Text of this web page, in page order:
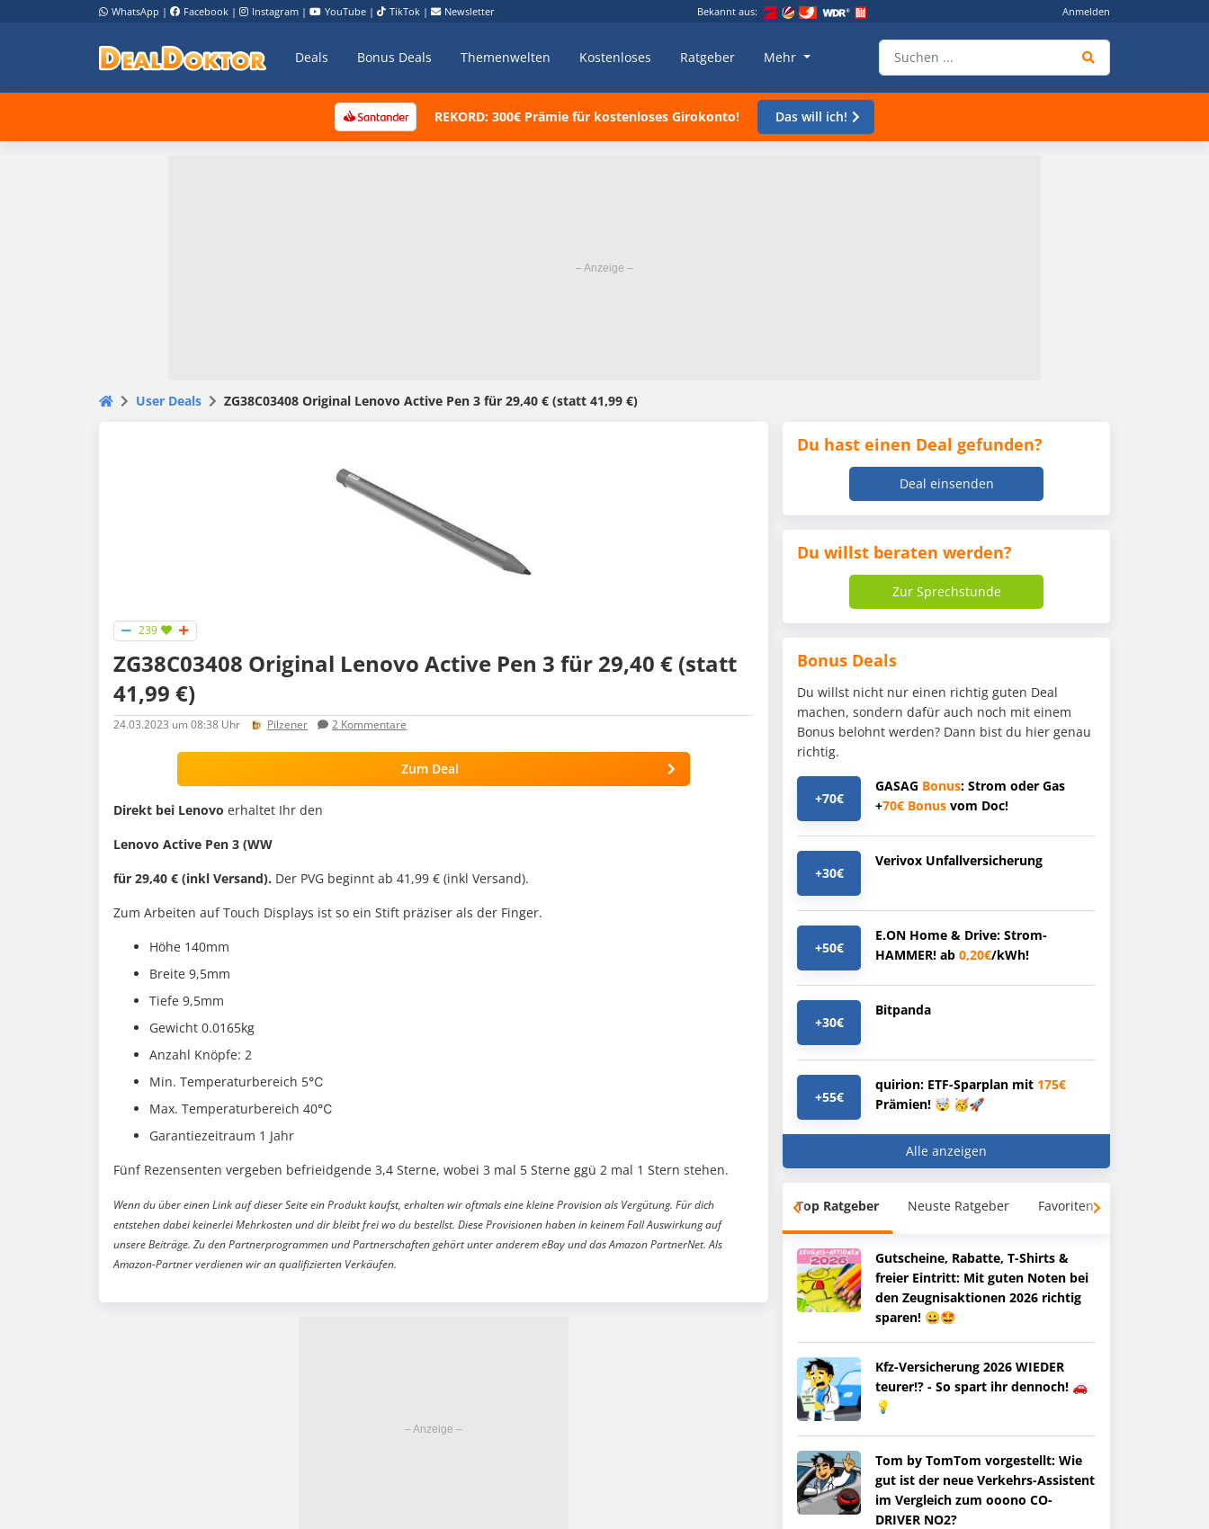
WhatsApp | Facebook | Instagram | YouTube | TikTok | Newsletter Bekannt aus: Anmelden
Deals Bonus Deals Themenwelten Kostenloses Ratgeber Mehr
REKORD: 300€ Prämie für kostenloses Girokonto! Das will ich!
User Deals ZG38C03408 Original Lenovo Active Pen 3 für 29,40 € (statt 41,99 €)
239
ZG38C03408 Original Lenovo Active Pen 3 für 29,40 € (statt
41,99 €)
24.03.2023 um 08:38 Uhr Pilzener 2 Kommentare
Zum Deal
Direkt bei Lenovo erhaltet Ihr den
Lenovo Active Pen 3 (WW
für 29,40 € (inkl Versand). Der PVG beginnt ab 41,99 € (inkl Versand).
Zum Arbeiten auf Touch Displays ist so ein Stift präziser als der Finger.
Höhe 140mm
Breite 9,5mm
Tiefe 9,5mm
Gewicht 0.0165kg
Anzahl Knöpfe: 2
Min. Temperaturbereich 5℃
Max. Temperaturbereich 40℃
Garantiezeitraum 1 Jahr
Fünf Rezensenten vergeben befrieidgende 3,4 Sterne, wobei 3 mal 5 Sterne ggü 2 mal 1 Stern stehen.
Wenn du über einen Link auf dieser Seite ein Produkt kaufst, erhalten wir oftmals eine kleine Provision als Vergütung. Für dich
entstehen dabei keinerlei Mehrkosten und dir bleibt frei wo du bestellst. Diese Provisionen haben in keinem Fall Auswirkung auf
unsere Beiträge. Zu den Partnerprogrammen und Partnerschaften gehört unter anderem eBay und das Amazon PartnerNet. Als
Amazon-Partner verdienen wir an qualifizierten Verkäufen.
Du hast einen Deal gefunden?
Deal einsenden
Du willst beraten werden?
Zur Sprechstunde
Bonus Deals
Du willst nicht nur einen richtig guten Deal
machen, sondern dafür auch noch mit einem
Bonus belohnt werden? Dann bist du hier genau
richtig.
+70€
GASAG Bonus: Strom oder Gas
+70€ Bonus vom Doc!
+30€
Verivox Unfallversicherung
+50€
E.ON Home & Drive: Strom-
HAMMER! ab 0,20€/kWh!
+30€
Bitpanda
+55€
quirion: ETF-Sparplan mit 175€
Prämien! 🤯 🥳🚀
Alle anzeigen
Top Ratgeber Neuste Ratgeber Favoriten
Gutscheine, Rabatte, T-Shirts &
freier Eintritt: Mit guten Noten bei
den Zeugnisaktionen 2026 richtig
sparen! 😀🤩
Kfz-Versicherung 2026 WIEDER
teurer!? - So spart ihr dennoch! 🚗
💡
Tom by TomTom vorgestellt: Wie
gut ist der neue Verkehrs-Assistent
im Vergleich zum ooono CO-
DRIVER NO2?